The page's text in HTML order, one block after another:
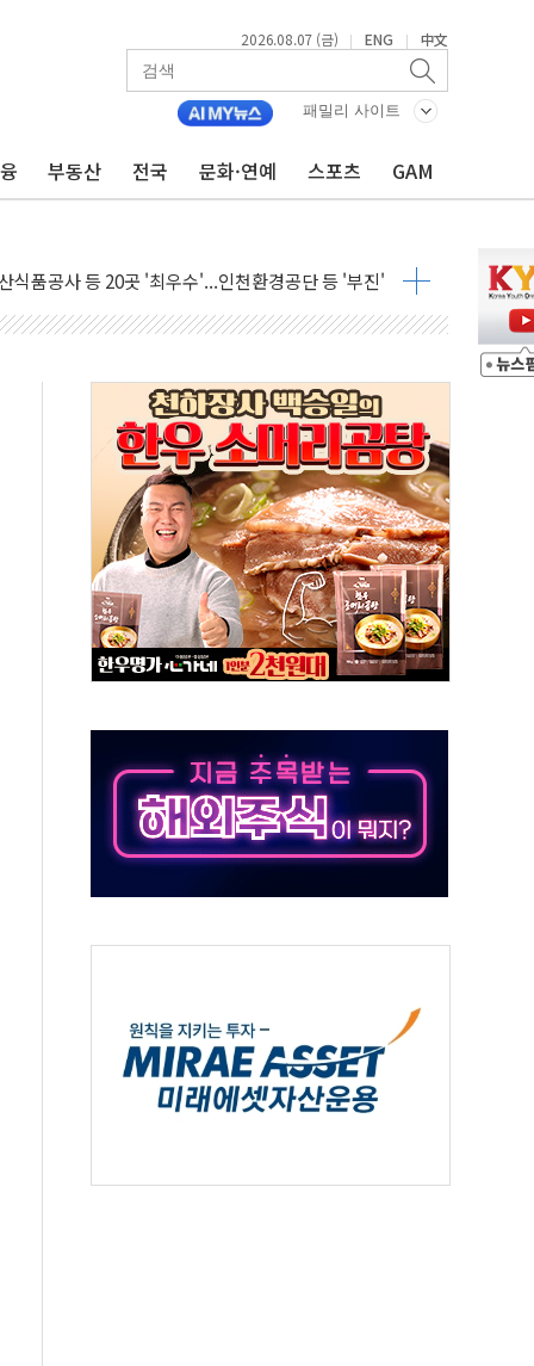
2026.08.07 (금) | ENG | 中文
패밀리 사이트
부동산 전국 문화·연예 스포츠 GAM
건넨 韓기업 조사… "관세 무마용 뇌물 의혹"
진 채 발견
업, 중국제 공유기서 '백도어' 발견
수 세계 1위…국내 회원 34% 증가
택 강화...새벽 배송 도입 예정
동산과 건강까지 영역 확장 예정
공급 합의에 7%대 급등
2026' 참가
…순이익 흑자 전환
른 중과세는 과세 원칙 어긋나"
자수 1000만 돌파
분기 영업이익 121% 급증
기·충북 선관위 등 추가 압수수색
30일 2주년 기념 행사